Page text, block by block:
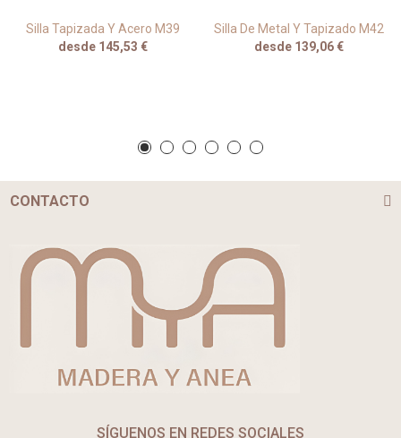
Silla Tapizada Y Acero M39
desde 145,53 €
Silla De Metal Y Tapizado M42
desde 139,06 €
CONTACTO
SÍGUENOS EN REDES SOCIALES